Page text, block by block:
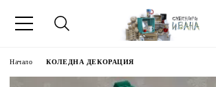
Начало КОЛЕДНА ДЕКОРАЦИЯ